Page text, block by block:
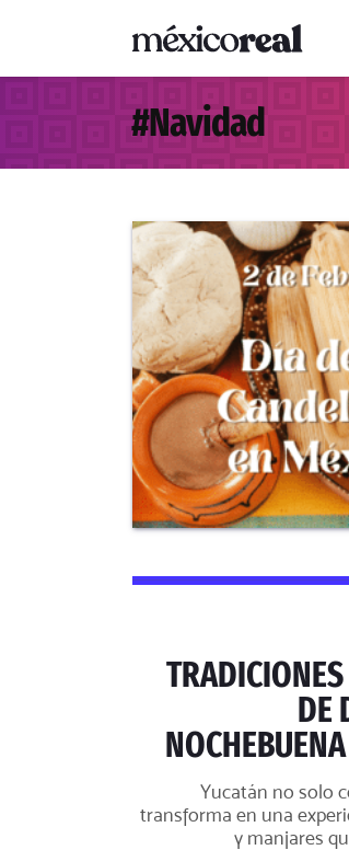
#Navidad
DE
Yucatán no solo
transforma en una
y manjares